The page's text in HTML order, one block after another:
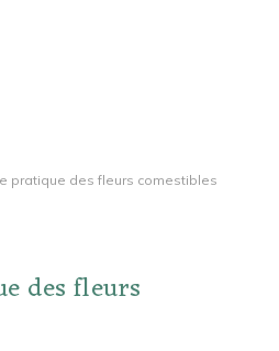
pratique des fleurs comestibles
des fleurs